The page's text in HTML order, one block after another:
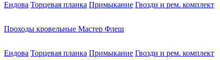
Ендова Торцевая планка Примыкание Гвозди и рем. комплект
Проходы кровельные Мастер Флеш
Ендова Торцевая планка Примыкание Гвозди и рем. комплект